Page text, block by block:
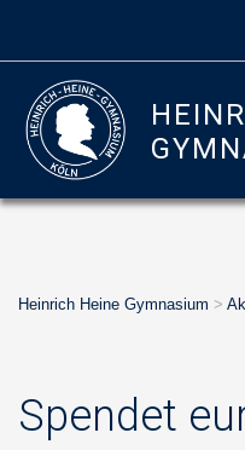
Heinrich Heine Gymnasium >
Spendet